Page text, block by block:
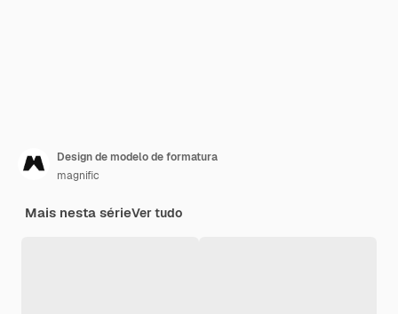
Design de modelo de formatura
magnific
Mais nesta sérieVer tudo